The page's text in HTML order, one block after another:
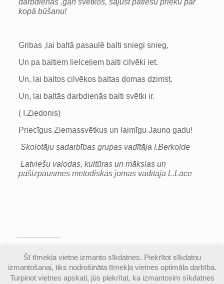
kopā būšanu!
Gribas ,lai baltā pasaulē balti sniegi snieg,
Un pa baltiem lielceļiem balti cilvēki iet.
Un, lai baltos cilvēkos baltas domas dzimst.
Un, lai baltās darbdienās balti svētki ir.
( I.Ziedonis)
Priecīgus Ziemassvētkus un laimīgu Jauno gadu!
Skolotāju sadarbības grupas vadītāja I.Berkolde
Latviešu valodas, kultūras un mākslas un
pašizpausmes metodiskās jomas vadītāja L.Lāce
© Valmieras Gaujas krasta vidusskola | Visas
autortiesības aizsargātas |Piekļūstamības
paziņojums
Šī tīmekļa vietne izmanto sīkdatnes. Piekrītot sīkdatņu
izmantošanai, tiks nodrošināta tīmekļa vietnes optimāla darbība.
Turpinot vietnes apskati, jūs piekrītat, ka izmantosim sīkdatnes